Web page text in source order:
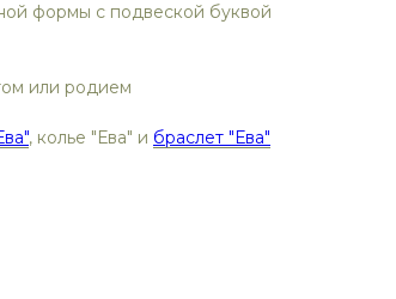
формы с подвеской буквой
или родием
, колье "Ева" и браслет "Ева"